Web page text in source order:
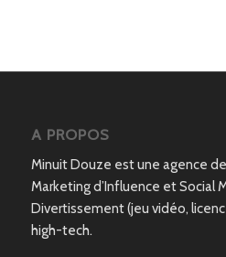
A PROPOS
Minuit Douze est une agence
Marketing d’Influence et Social
Divertissement (jeu vidéo,
high-tech.